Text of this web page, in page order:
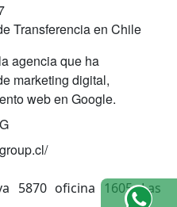
Transferencia en Chile
agencia que ha
marketing digital,
web en Google.
5870 oficina 1605 Las